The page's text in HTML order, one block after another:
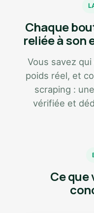
Chaque
reliée à son
Vous savez
poids réel, et
scraping :
vérifiée et
Ce que